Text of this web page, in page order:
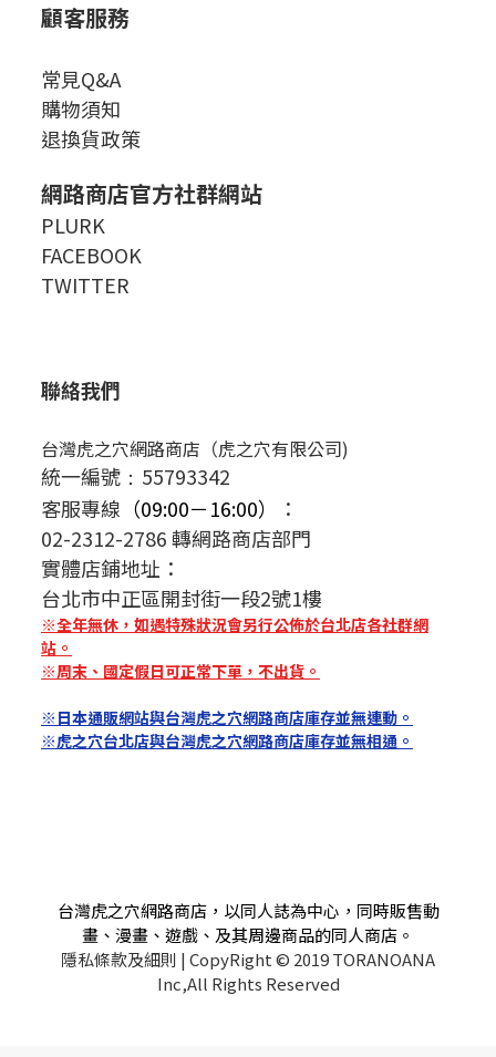
顧客服務
常見Q&A
購物須知
退換貨政策
網路商店官方社群網站
PLURK
FACEBOOK
TWITTER
聯絡我們
台灣虎之穴網路商店（虎之穴有限公司)
統一編號 ： 55793342
客服專線 （09:00－16:00）
：
02-2312-2786 轉網路商店部門
實體店鋪地址：
台北市中正區開封街一段2號1樓
※全年無休，如遇特殊狀況會另行公佈於台北店各社群網
站。
※周末、國定假日可正常下單，不出貨。
※日本通販網站與台灣虎之穴網路商店庫存並無連動。
※虎之穴台北店與台灣虎之穴網路商店庫存並無相通。
台灣虎之穴網路商店，以同人誌為中心，同時販售動
畫、漫畫、遊戲、及其周邊商品的同人商店。
隱私條款及細則 | CopyRight © 2019 TORANOANA
Inc,All Rights Reserved